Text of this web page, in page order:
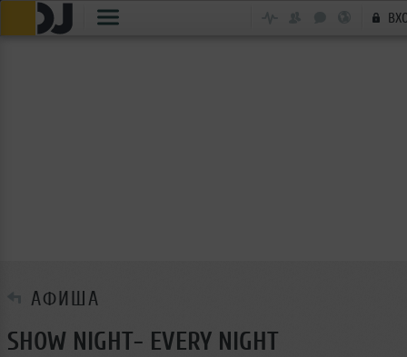
АФИША
SHOW NIGHT- EVERY NIGHT